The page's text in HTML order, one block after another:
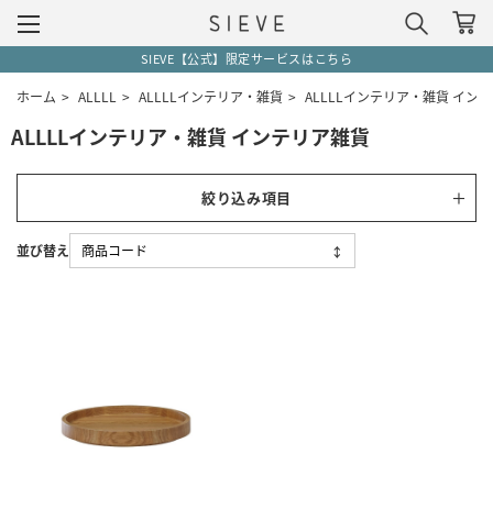
SIEVE【公式】限定サービスはこちら
ホーム > ALLLL > ALLLLインテリア・雑貨 > ALLLLインテリア・雑貨 イン
ALLLLインテリア・雑貨 インテリア雑貨
絞り込み項目